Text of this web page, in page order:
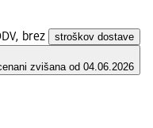
brez stroškov dostave
ni zvišana od 04.06.2026